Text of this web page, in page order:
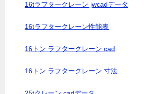
16tラフタークレーン jwcadデータ
16tラフタークレーン性能表
16トン ラフタークレーン cad
16トン ラフタークレーン 寸法